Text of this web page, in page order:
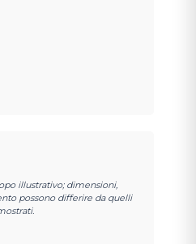
illustrativo; dimensioni,
possono differire da quelli